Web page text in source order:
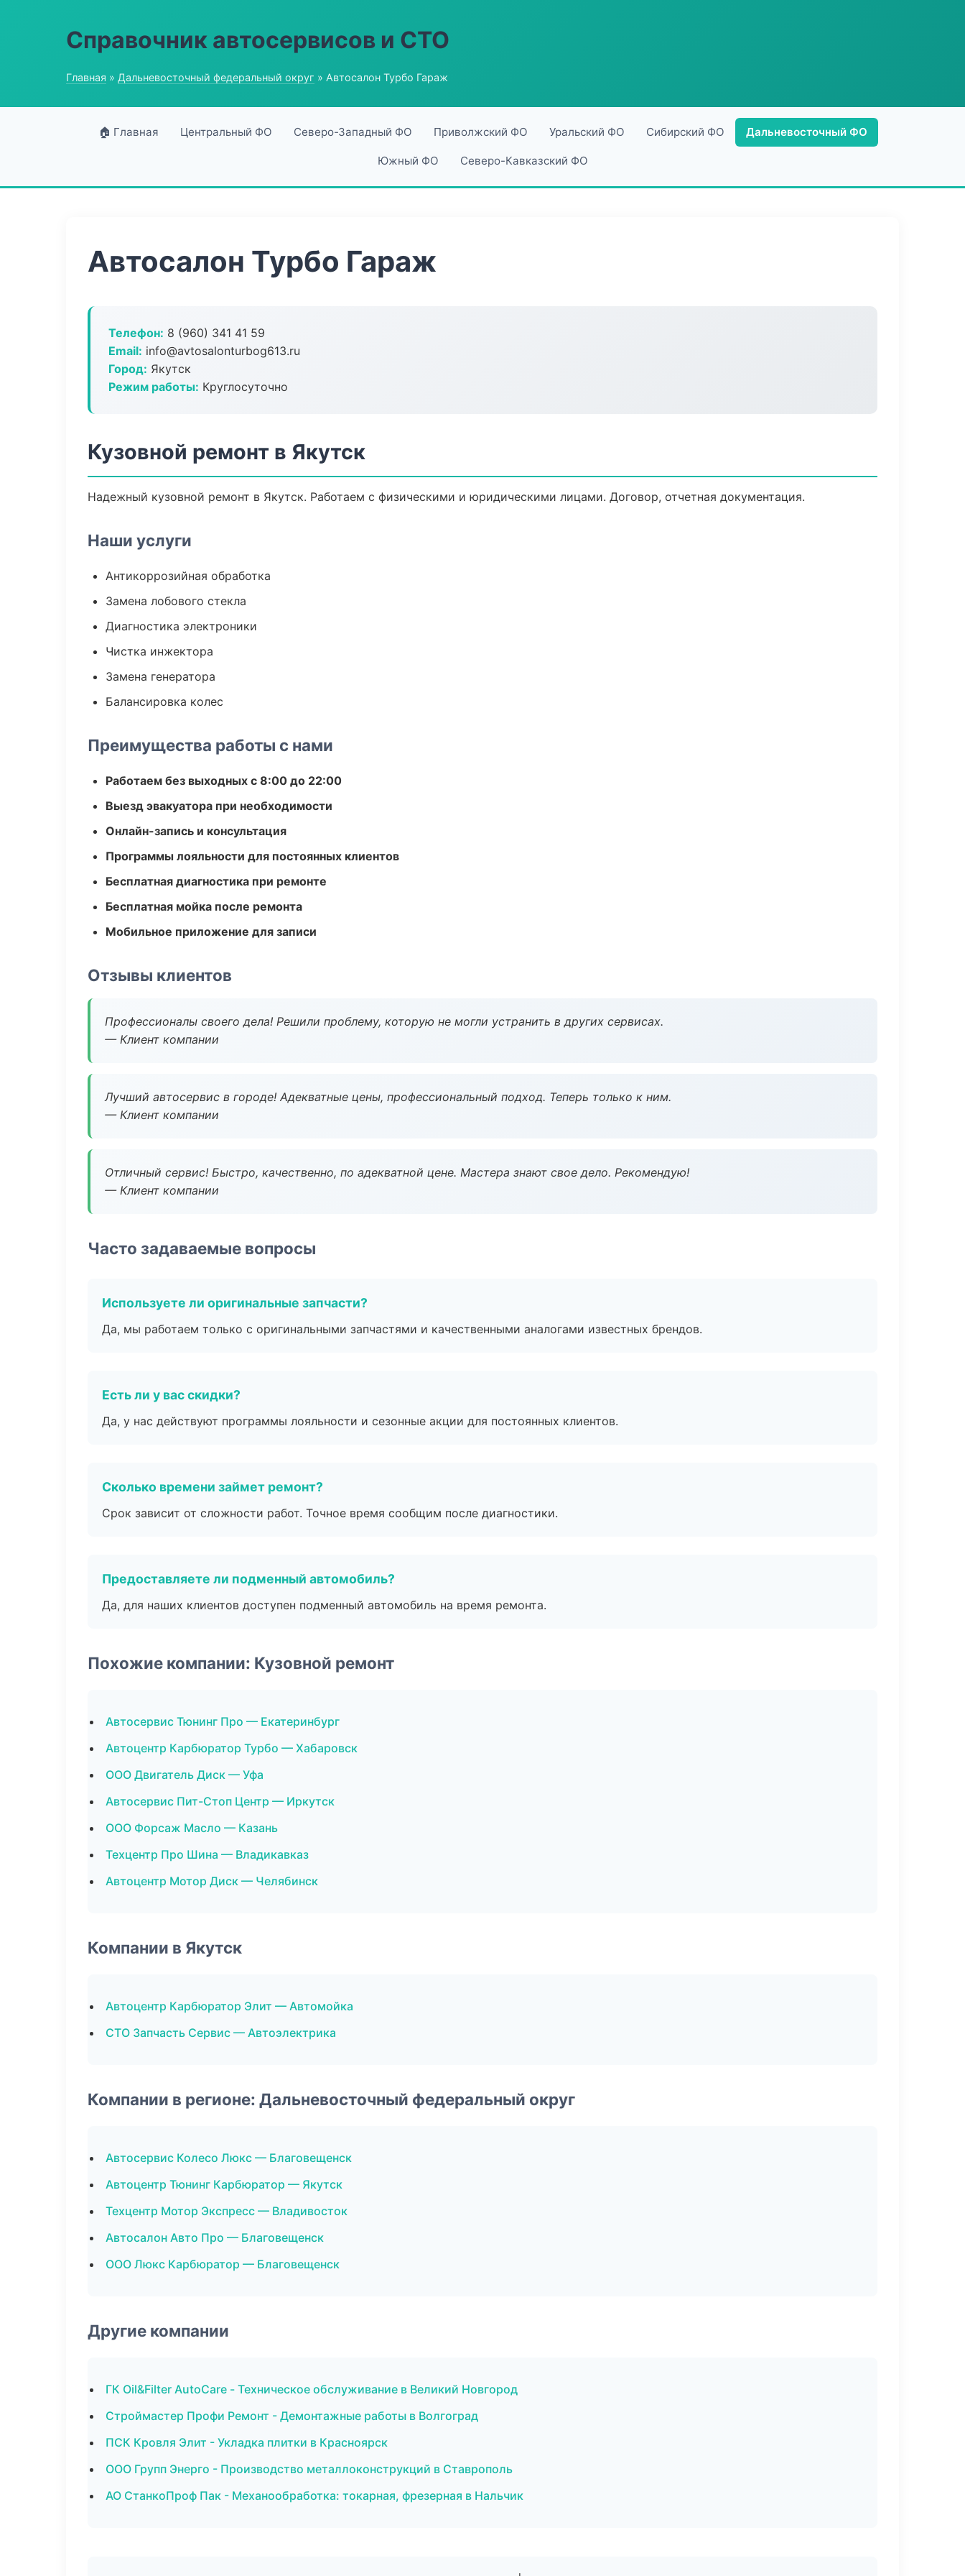
Справочник автосервисов и СТО
Главная » Дальневосточный федеральный округ » Автосалон Турбо Гараж
🏠 Главная Центральный ФО Северо-Западный ФО Приволжский ФО Уральский ФО Сибирский ФО Дальневосточный ФО
Южный ФО Северо-Кавказский ФО
Автосалон Турбо Гараж
Телефон: 8 (960) 341 41 59
Email: info@avtosalonturbog613.ru
Город: Якутск
Режим работы: Круглосуточно
Кузовной ремонт в Якутск
Надежный кузовной ремонт в Якутск. Работаем с физическими и юридическими лицами. Договор, отчетная документация.
Наши услуги
Антикоррозийная обработка
Замена лобового стекла
Диагностика электроники
Чистка инжектора
Замена генератора
Балансировка колес
Преимущества работы с нами
Работаем без выходных с 8:00 до 22:00
Выезд эвакуатора при необходимости
Онлайн-запись и консультация
Программы лояльности для постоянных клиентов
Бесплатная диагностика при ремонте
Бесплатная мойка после ремонта
Мобильное приложение для записи
Отзывы клиентов
Профессионалы своего дела! Решили проблему, которую не могли устранить в других сервисах.
— Клиент компании
Лучший автосервис в городе! Адекватные цены, профессиональный подход. Теперь только к ним.
— Клиент компании
Отличный сервис! Быстро, качественно, по адекватной цене. Мастера знают свое дело. Рекомендую!
— Клиент компании
Часто задаваемые вопросы
Используете ли оригинальные запчасти?
Да, мы работаем только с оригинальными запчастями и качественными аналогами известных брендов.
Есть ли у вас скидки?
Да, у нас действуют программы лояльности и сезонные акции для постоянных клиентов.
Сколько времени займет ремонт?
Срок зависит от сложности работ. Точное время сообщим после диагностики.
Предоставляете ли подменный автомобиль?
Да, для наших клиентов доступен подменный автомобиль на время ремонта.
Похожие компании: Кузовной ремонт
Автосервис Тюнинг Про — Екатеринбург
Автоцентр Карбюратор Турбо — Хабаровск
ООО Двигатель Диск — Уфа
Автосервис Пит-Стоп Центр — Иркутск
ООО Форсаж Масло — Казань
Техцентр Про Шина — Владикавказ
Автоцентр Мотор Диск — Челябинск
Компании в Якутск
Автоцентр Карбюратор Элит — Автомойка
СТО Запчасть Сервис — Автоэлектрика
Компании в регионе: Дальневосточный федеральный округ
Автосервис Колесо Люкс — Благовещенск
Автоцентр Тюнинг Карбюратор — Якутск
Техцентр Мотор Экспресс — Владивосток
Автосалон Авто Про — Благовещенск
ООО Люкс Карбюратор — Благовещенск
Другие компании
ГК Oil&Filter AutoCare - Техническое обслуживание в Великий Новгород
Строймастер Профи Ремонт - Демонтажные работы в Волгоград
ПСК Кровля Элит - Укладка плитки в Красноярск
ООО Групп Энерго - Производство металлоконструкций в Ставрополь
АО СтанкоПроф Пак - Механообработка: токарная, фрезерная в Нальчик